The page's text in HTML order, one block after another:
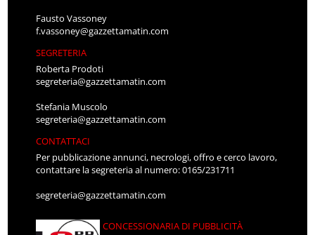
Fausto Vassoney
f.vassoney@gazzettamatin.com
SEGRETERIA
Roberta Prodoti
segreteria@gazzettamatin.com
Stefania Muscolo
segreteria@gazzettamatin.com
CONTATTACI
Per pubblicazione annunci, necrologi, offro e cerco lavoro,
contattare la segreteria al numero: 0165/231711
segreteria@gazzettamatin.com
CONCESSIONARIA DI PUBBLICITÀ